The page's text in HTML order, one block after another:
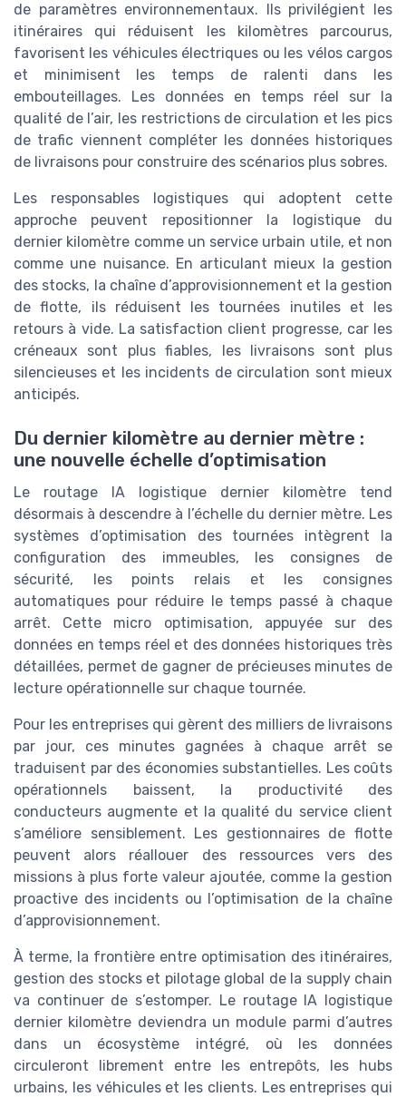
de paramètres environnementaux. Ils privilégient les
itinéraires qui réduisent les kilomètres parcourus,
favorisent les véhicules électriques ou les vélos cargos
et minimisent les temps de ralenti dans les
embouteillages. Les données en temps réel sur la
qualité de l’air, les restrictions de circulation et les pics
de trafic viennent compléter les données historiques
de livraisons pour construire des scénarios plus sobres.
Les responsables logistiques qui adoptent cette
approche peuvent repositionner la logistique du
dernier kilomètre comme un service urbain utile, et non
comme une nuisance. En articulant mieux la gestion
des stocks, la chaîne d’approvisionnement et la gestion
de flotte, ils réduisent les tournées inutiles et les
retours à vide. La satisfaction client progresse, car les
créneaux sont plus fiables, les livraisons sont plus
silencieuses et les incidents de circulation sont mieux
anticipés.
Du dernier kilomètre au dernier mètre :
une nouvelle échelle d’optimisation
Le routage IA logistique dernier kilomètre tend
désormais à descendre à l’échelle du dernier mètre. Les
systèmes d’optimisation des tournées intègrent la
configuration des immeubles, les consignes de
sécurité, les points relais et les consignes
automatiques pour réduire le temps passé à chaque
arrêt. Cette micro optimisation, appuyée sur des
données en temps réel et des données historiques très
détaillées, permet de gagner de précieuses minutes de
lecture opérationnelle sur chaque tournée.
Pour les entreprises qui gèrent des milliers de livraisons
par jour, ces minutes gagnées à chaque arrêt se
traduisent par des économies substantielles. Les coûts
opérationnels baissent, la productivité des
conducteurs augmente et la qualité du service client
s’améliore sensiblement. Les gestionnaires de flotte
peuvent alors réallouer des ressources vers des
missions à plus forte valeur ajoutée, comme la gestion
proactive des incidents ou l’optimisation de la chaîne
d’approvisionnement.
À terme, la frontière entre optimisation des itinéraires,
gestion des stocks et pilotage global de la supply chain
va continuer de s’estomper. Le routage IA logistique
dernier kilomètre deviendra un module parmi d’autres
dans un écosystème intégré, où les données
circuleront librement entre les entrepôts, les hubs
urbains, les véhicules et les clients. Les entreprises qui